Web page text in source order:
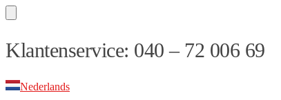
Skip
to
Skip
to
Klantenservice: 040 – 72 006 69
Nederlands